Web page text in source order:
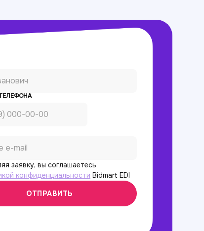
заявку, вы соглашаетесь
конфиденциальности Bidmart EDI
ОТПРАВИТЬ